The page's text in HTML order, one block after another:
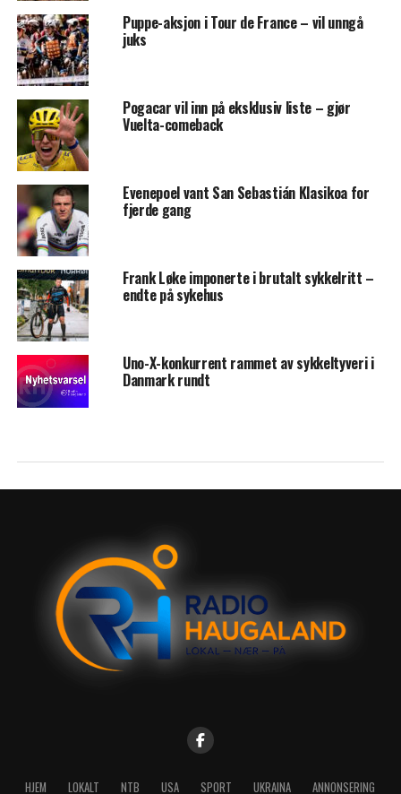
Puppe-aksjon i Tour de France – vil unngå
juks
Pogacar vil inn på eksklusiv liste – gjør
Vuelta-comeback
Evenepoel vant San Sebastián Klasikoa for
fjerde gang
Frank Løke imponerte i brutalt sykkelritt –
endte på sykehus
Uno-X-konkurrent rammet av sykkeltyveri i
Danmark rundt
HJEM LOKALT NTB USA SPORT UKRAINA ANNONSERING